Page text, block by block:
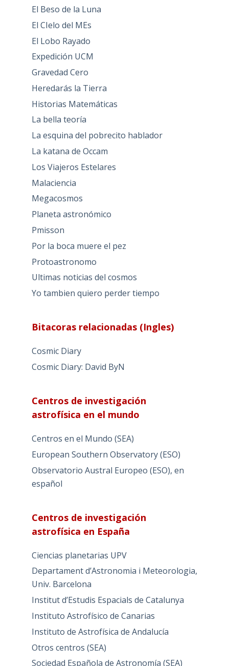
El Beso de la Luna
El CIelo del MEs
El Lobo Rayado
Expedición UCM
Gravedad Cero
Heredarás la Tierra
Historias Matemáticas
La bella teoría
La esquina del pobrecito hablador
La katana de Occam
Los Viajeros Estelares
Malaciencia
Megacosmos
Planeta astronómico
Pmisson
Por la boca muere el pez
Protoastronomo
Ultimas noticias del cosmos
Yo tambien quiero perder tiempo
Bitacoras relacionadas (Ingles)
Cosmic Diary
Cosmic Diary: David ByN
Centros de investigación
astrofísica en el mundo
Centros en el Mundo (SEA)
European Southern Observatory (ESO)
Observatorio Austral Europeo (ESO), en
español
Centros de investigación
astrofísica en España
Ciencias planetarias UPV
Departament d’Astronomia i Meteorologia,
Univ. Barcelona
Institut d’Estudis Espacials de Catalunya
Instituto Astrofísico de Canarias
Instituto de Astrofísica de Andalucía
Otros centros (SEA)
Sociedad Española de Astronomía (SEA)